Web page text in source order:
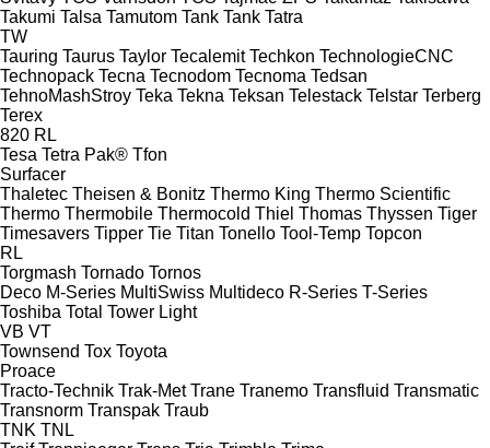
Takumi Talsa Tamutom Tank Tank Tatra
TW
Tauring Taurus Taylor Tecalemit Techkon TechnologieCNC
Technopack Tecna Tecnodom Tecnoma Tedsan
TehnoMashStroy Teka Tekna Teksan Telestack Telstar Terberg
Terex
820 RL
Tesa Tetra Pak® Tfon
Surfacer
Thaletec Theisen & Bonitz Thermo King Thermo Scientific
Thermo Thermobile Thermocold Thiel Thomas Thyssen Tiger
Timesavers Tipper Tie Titan Tonello Tool-Temp Topcon
RL
Torgmash Tornado Tornos
Deco M-Series MultiSwiss Multideco R-Series T-Series
Toshiba Total Tower Light
VB VT
Townsend Tox Toyota
Proace
Tracto-Technik Trak-Met Trane Tranemo Transfluid Transmatic
Transnorm Transpak Traub
TNK TNL